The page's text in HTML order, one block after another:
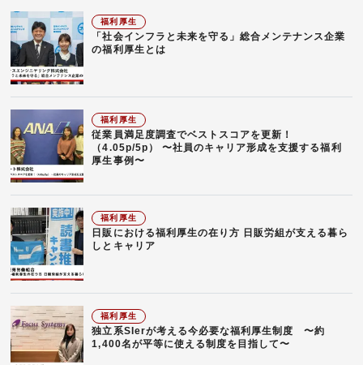
福利厚生
「社会インフラと未来を守る」総合メンテナンス企業
の福利厚生とは
福利厚生
従業員満足度調査でベストスコアを更新！
（4.05p/5p） 〜社員のキャリア形成を支援する福利
厚生事例〜
福利厚生
日販における福利厚生の在り方 日販労組が支える暮ら
しとキャリア
福利厚生
独立系SIerが考える今必要な福利厚生制度 〜約
1,400名が平等に使える制度を目指して〜